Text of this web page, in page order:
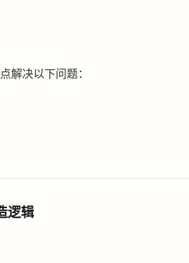
解决以下问题：
逻辑